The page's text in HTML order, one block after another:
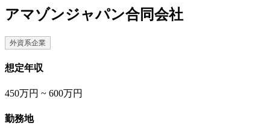
アマゾンジャパン合同会社
外資系企業
想定年収
450万円 ~ 600万円
勤務地